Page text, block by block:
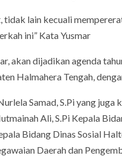
tidak lain kecuali
ini” Kata Yusmar
akan dijadikan agenda
Halmahera Tengah,
Samad, S.Pi yang
Ali, S.Pi Kepala
Bidang Dinas Sosial
Daerah dan